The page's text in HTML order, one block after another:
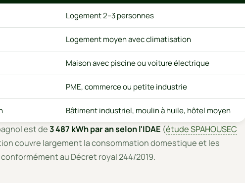
Logement 2–3 personnes
Logement moyen avec climatisation
Maison avec piscine ou voiture électrique
PME, commerce ou petite industrie
Bâtiment industriel, moulin à huile, hôtel moyen
est de3 487 kWh par an selon l'IDAE (étude SPAHOUSEC
couvre largement la consommation domestique et les
au Décret royal 244/2019.